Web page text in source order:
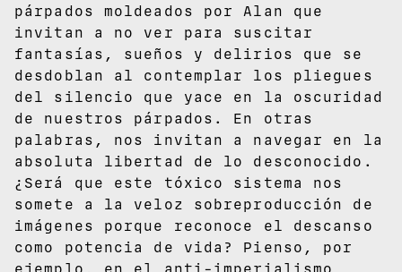
párpados moldeados por Alan que
invitan a no ver para suscitar
fantasías, sueños y delirios que se
desdoblan al contemplar los pliegues
del silencio que yace en la oscuridad
de nuestros párpados. En otras
palabras, nos invitan a navegar en la
absoluta libertad de lo desconocido.
¿Será que este tóxico sistema nos
somete a la veloz sobreproducción de
imágenes porque reconoce el descanso
como potencia de vida? Pienso, por